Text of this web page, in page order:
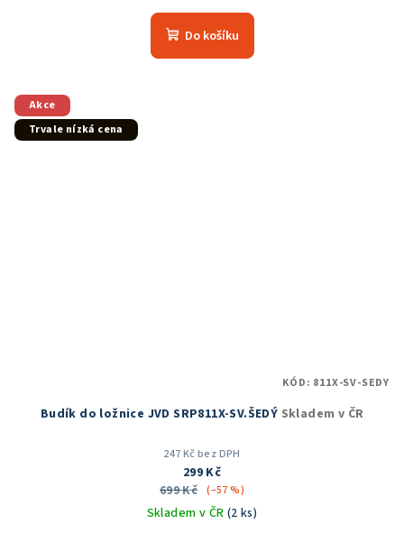
hodnocení
produktu
Do košíku
Akce
Trvale nízká cena
Budík do ložnice JVD SRP811X-SV.ŠEDÝ Skladem v ČR
247 Kč bez DPH
299 Kč
699 Kč (–57 %)
Skladem v ČR (2 ks)
KÓD: 811X-SV-SEDY